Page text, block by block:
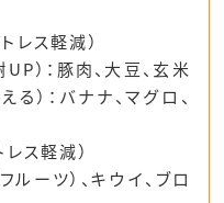
レス軽減）
）：豚肉、大豆、玄米
る）：バナナ、マグロ、
ス軽減）
ーツ）、キウイ、ブロ